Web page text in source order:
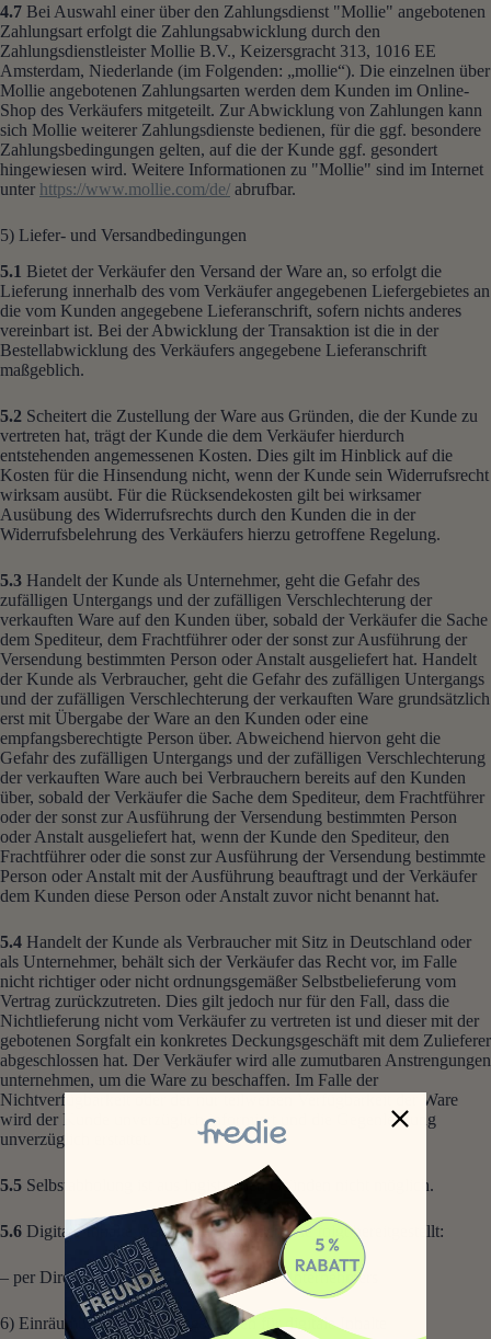
4.7 Bei Auswahl einer über den Zahlungsdienst "Mollie" angebotenen
Zahlungsart erfolgt die Zahlungsabwicklung durch den
Zahlungsdienstleister Mollie B.V., Keizersgracht 313, 1016 EE
Amsterdam, Niederlande (im Folgenden: „mollie“). Die einzelnen über
Mollie angebotenen Zahlungsarten werden dem Kunden im Online-
Shop des Verkäufers mitgeteilt. Zur Abwicklung von Zahlungen kann
sich Mollie weiterer Zahlungsdienste bedienen, für die ggf. besondere
Zahlungsbedingungen gelten, auf die der Kunde ggf. gesondert
hingewiesen wird. Weitere Informationen zu "Mollie" sind im Internet
unter https://www.mollie.com/de/ abrufbar.
5) Liefer- und Versandbedingungen
5.1 Bietet der Verkäufer den Versand der Ware an, so erfolgt die
Lieferung innerhalb des vom Verkäufer angegebenen Liefergebietes an
die vom Kunden angegebene Lieferanschrift, sofern nichts anderes
vereinbart ist. Bei der Abwicklung der Transaktion ist die in der
Bestellabwicklung des Verkäufers angegebene Lieferanschrift
maßgeblich.
5.2 Scheitert die Zustellung der Ware aus Gründen, die der Kunde zu
vertreten hat, trägt der Kunde die dem Verkäufer hierdurch
entstehenden angemessenen Kosten. Dies gilt im Hinblick auf die
Kosten für die Hinsendung nicht, wenn der Kunde sein Widerrufsrecht
wirksam ausübt. Für die Rücksendekosten gilt bei wirksamer
Ausübung des Widerrufsrechts durch den Kunden die in der
Widerrufsbelehrung des Verkäufers hierzu getroffene Regelung.
5.3 Handelt der Kunde als Unternehmer, geht die Gefahr des
zufälligen Untergangs und der zufälligen Verschlechterung der
verkauften Ware auf den Kunden über, sobald der Verkäufer die Sache
dem Spediteur, dem Frachtführer oder der sonst zur Ausführung der
Versendung bestimmten Person oder Anstalt ausgeliefert hat. Handelt
der Kunde als Verbraucher, geht die Gefahr des zufälligen Untergangs
und der zufälligen Verschlechterung der verkauften Ware grundsätzlich
erst mit Übergabe der Ware an den Kunden oder eine
empfangsberechtigte Person über. Abweichend hiervon geht die
Gefahr des zufälligen Untergangs und der zufälligen Verschlechterung
der verkauften Ware auch bei Verbrauchern bereits auf den Kunden
über, sobald der Verkäufer die Sache dem Spediteur, dem Frachtführer
oder der sonst zur Ausführung der Versendung bestimmten Person
oder Anstalt ausgeliefert hat, wenn der Kunde den Spediteur, den
Frachtführer oder die sonst zur Ausführung der Versendung bestimmte
Person oder Anstalt mit der Ausführung beauftragt und der Verkäufer
dem Kunden diese Person oder Anstalt zuvor nicht benannt hat.
5.4 Handelt der Kunde als Verbraucher mit Sitz in Deutschland oder
als Unternehmer, behält sich der Verkäufer das Recht vor, im Falle
nicht richtiger oder nicht ordnungsgemäßer Selbstbelieferung vom
Vertrag zurückzutreten. Dies gilt jedoch nur für den Fall, dass die
Nichtlieferung nicht vom Verkäufer zu vertreten ist und dieser mit der
gebotenen Sorgfalt ein konkretes Deckungsgeschäft mit dem Zulieferer
abgeschlossen hat. Der Verkäufer wird alle zumutbaren Anstrengungen
unternehmen, um die Ware zu beschaffen. Im Falle der
Nichtverfügbarkeit oder der nur teilweisen Verfügbarkeit der Ware
wird der Kunde unverzüglich informiert und die Gegenleistung
unverzüglich erstattet.
5.5 Selbstabholung ist aus logistischen Gründen nicht möglich.
5.6 Digitale Inhalte werden dem Kunden wie folgt bereitgestellt:
– per Direktzugriff über die Website des Unternehmers
6) Einräumung von Nutzungsrechten für digitale Inhalte